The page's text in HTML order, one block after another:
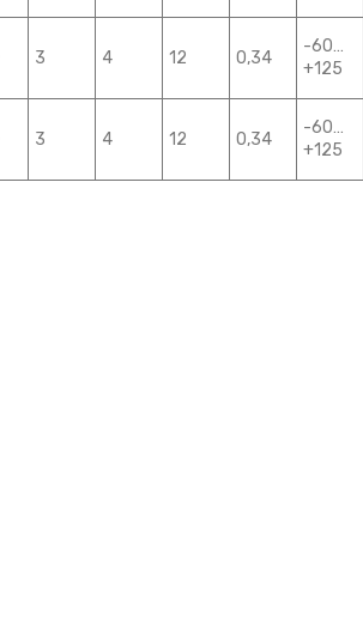
3 4 12 0,34
-60…
+125
3 4 12 0,34
-60…
+125